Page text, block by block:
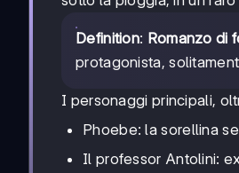
Definition: Romanzo di
protagonista,
I personaggi principali,
Phoebe: la sorellina
Il professor Antolini: